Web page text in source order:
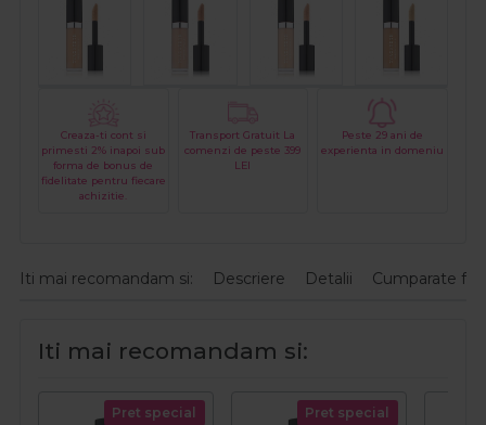
Creaza-ti cont si
primesti 2% inapoi sub
forma de bonus de
fidelitate pentru fiecare
achizitie.
Transport Gratuit La
comenzi de peste 399
LEI
Peste 29 ani de
experienta in domeniu
Iti mai recomandam si: Descriere Detalii Cumparate
Iti mai recomandam si:
Pret special Pret special